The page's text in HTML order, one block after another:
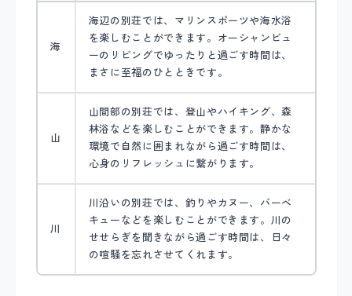
海
海辺の別荘では、マリンスポーツや海水浴
を楽しむことができます。オーシャンビュ
ーのリビングでゆったりと過ごす時間は、
まさに至福のひとときです。
山
山間部の別荘では、登山やハイキング、森
林浴などを楽しむことができます。静かな
環境で自然に囲まれながら過ごす時間は、
心身のリフレッシュに繋がります。
川
川沿いの別荘では、釣りやカヌー、バーベ
キューなどを楽しむことができます。川の
せせらぎを聞きながら過ごす時間は、日々
の喧騒を忘れさせてくれます。